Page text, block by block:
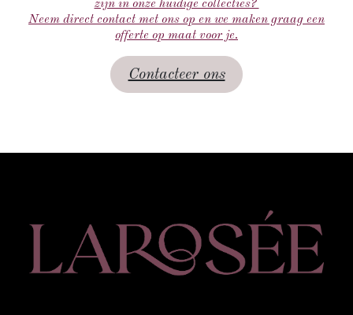
zijn in onze huidige collecties?
Neem direct contact met ons op en we maken graag een
offerte op maat voor je.
Contacteer ons